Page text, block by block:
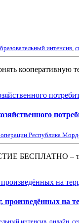
интенсив,
Республика
БЕСПЛАТНО –
на
интенсив, онлайн,